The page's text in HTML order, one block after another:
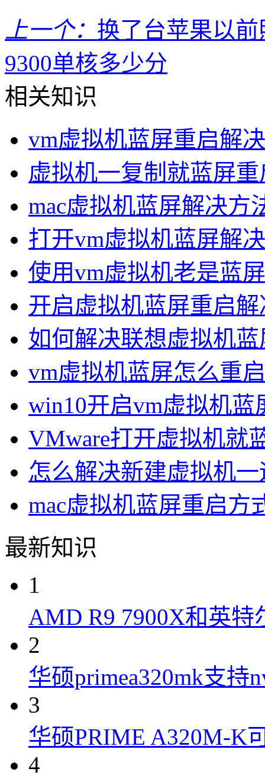
上一个： 换了台苹果以
9300单核多少分
相关知识
vm虚拟机蓝屏重启解
虚拟机一复制就蓝屏
mac虚拟机蓝屏解决方
打开vm虚拟机蓝屏解
使用vm虚拟机老是蓝
开启虚拟机蓝屏重启
如何解决联想虚拟机
vm虚拟机蓝屏怎么重启
win10开启vm虚拟机蓝
VMware打开虚拟机就
怎么解决新建虚拟机
mac虚拟机蓝屏重启方
最新知识
1
AMD R9 7900X和英特
2
华硕primea320mk支持
3
华硕PRIME A320M-K
4